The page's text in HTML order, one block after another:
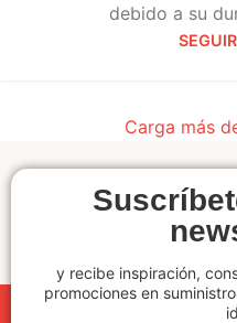
debido a su
Carga más
y recibe inspiración,
promociones en